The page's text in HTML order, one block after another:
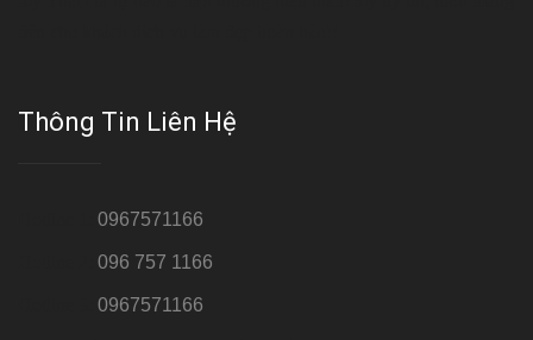
Thông Tin Liên Hệ
0967571166
096 757 1166
0967571166